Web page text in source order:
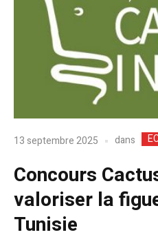
13 septembre 2025 dans
Concours
valoriser la
Tunisie